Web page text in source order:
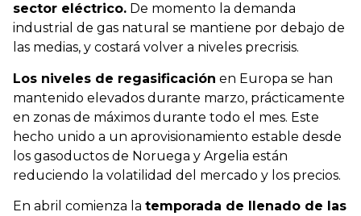
sector eléctrico. De momento la demanda
industrial de gas natural se mantiene por debajo de
las medias, y costará volver a niveles precrisis.
Los niveles de regasificación en Europa se han
mantenido elevados durante marzo, prácticamente
en zonas de máximos durante todo el mes. Este
hecho unido a un aprovisionamiento estable desde
los gasoductos de Noruega y Argelia están
reduciendo la volatilidad del mercado y los precios.
En abril comienza la temporada de llenado de las